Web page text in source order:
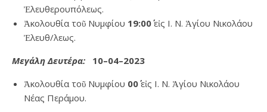
Ἐλευθερουπόλεως.
Ἀκολουθία τοῦ Νυμφίου 19:00΄εἰς Ι. Ν. Ἁγίου Νικολάου
Ἐλευθ/λεως.
Μεγάλη Δευτέρα:
10–04–2023
Ἀκολουθία τοῦ Νυμφίου 00΄εἰς Ι. Ν. Ἁγίου Νικολάου
Νέας Περάμου.